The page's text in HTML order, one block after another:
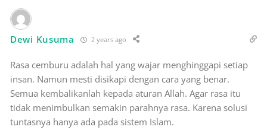
Dewi Kusuma 2 years ago
Rasa cemburu adalah hal yang wajar menghinggapi setiap
insan. Namun mesti disikapi dengan cara yang benar.
Semua kembalikanlah kepada aturan Allah. Agar rasa itu
tidak menimbulkan semakin parahnya rasa. Karena solusi
tuntasnya hanya ada pada sistem Islam.